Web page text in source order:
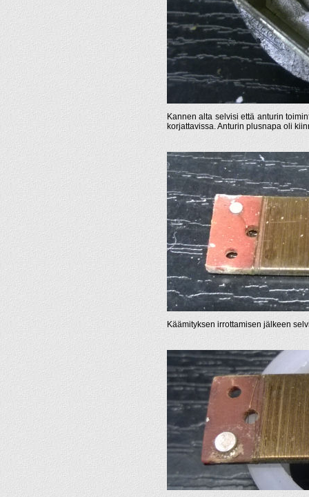
Kannen alta selvisi että anturin
korjattavissa. Anturin plusnapa oli
Käämityksen irrottamisen jälkeen